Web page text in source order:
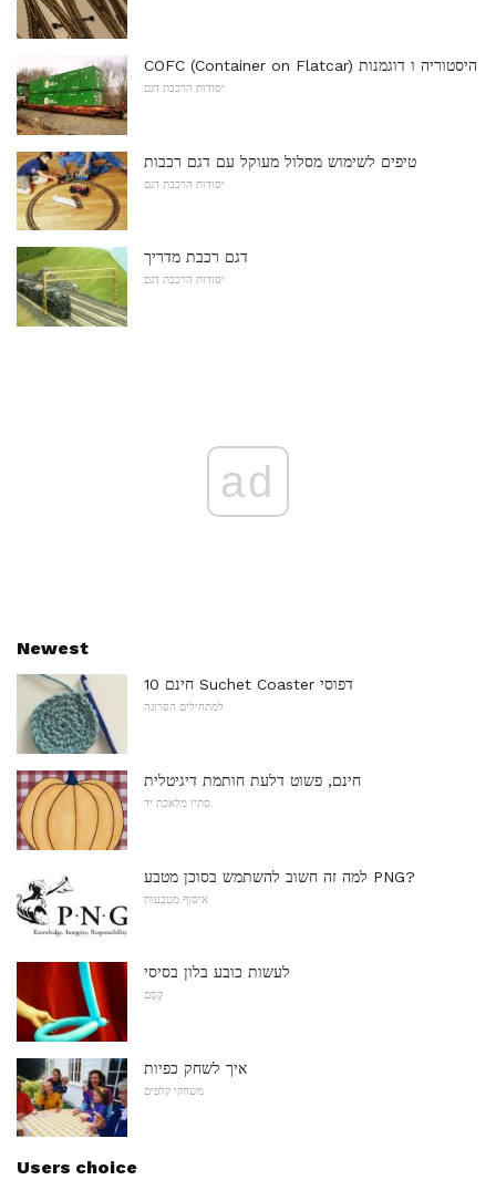
COFC (Container on Flatcar) היסטוריה ו דוגמנות
יסודות הרכבת דגם
טיפים לשימוש מסלול מעוקל עם דגם רכבות
יסודות הרכבת דגם
דגם רכבת מדריך
יסודות הרכבת דגם
ad
Newest
10 חינם Suchet Coaster דפוסי
למתחילים הסרוגה
חינם, פשוט דלעת חותמת דיגיטלית
סתיו מלאכת יד
למה זה חשוב להשתמש בסוכן מטבע PNG?
איסוף מטבעות
לעשות כובע בלון בסיסי
קֶסֶם
איך לשחק כפיות
משחקי קלפים
Users choice